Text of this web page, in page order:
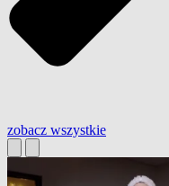
zobacz wszystkie